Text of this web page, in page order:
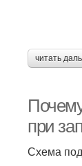
читать
при
Схема